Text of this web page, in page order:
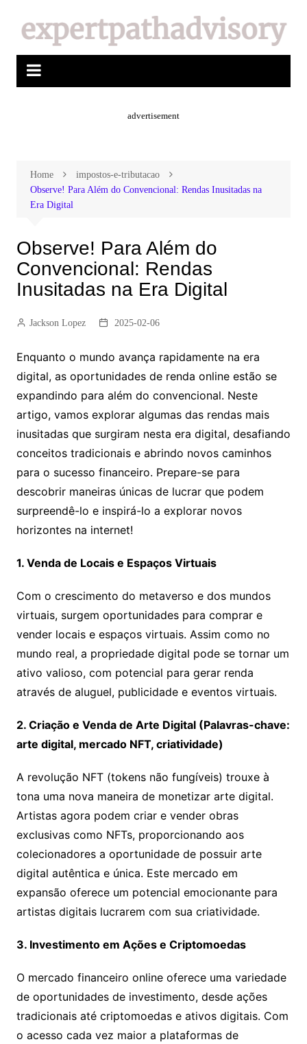
advertisement
Home
impostos-e-tributacao
Observe! Para Além do Convencional: Rendas Inusitadas na
Era Digital
Observe! Para Além do
Convencional: Rendas
Inusitadas na Era Digital
Jackson Lopez 2025-02-06
Enquanto o mundo avança rapidamente na era
digital, as oportunidades de renda online estão se
expandindo para além do convencional. Neste
artigo, vamos explorar algumas das rendas mais
inusitadas que surgiram nesta era digital, desafiando
conceitos tradicionais e abrindo novos caminhos
para o sucesso financeiro. Prepare-se para
descobrir maneiras únicas de lucrar que podem
surpreendê-lo e inspirá-lo a explorar novos
horizontes na internet!
1. Venda de Locais e Espaços Virtuais
Com o crescimento do metaverso e dos mundos
virtuais, surgem oportunidades para comprar e
vender locais e espaços virtuais. Assim como no
mundo real, a propriedade digital pode se tornar um
ativo valioso, com potencial para gerar renda
através de aluguel, publicidade e eventos virtuais.
2. Criação e Venda de Arte Digital (Palavras-chave:
arte digital, mercado NFT, criatividade)
A revolução NFT (tokens não fungíveis) trouxe à
tona uma nova maneira de monetizar arte digital.
Artistas agora podem criar e vender obras
exclusivas como NFTs, proporcionando aos
colecionadores a oportunidade de possuir arte
digital autêntica e única. Este mercado em
expansão oferece um potencial emocionante para
artistas digitais lucrarem com sua criatividade.
3. Investimento em Ações e Criptomoedas
O mercado financeiro online oferece uma variedade
de oportunidades de investimento, desde ações
tradicionais até criptomoedas e ativos digitais. Com
o acesso cada vez maior a plataformas de